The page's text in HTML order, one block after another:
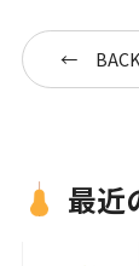
BACK
最近